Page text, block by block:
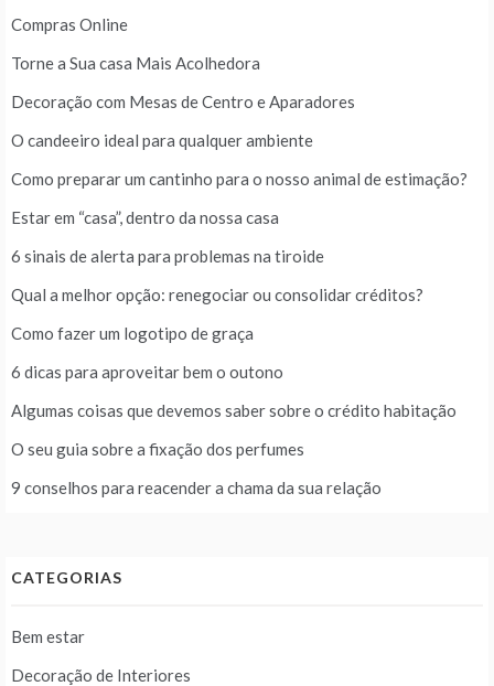
Compras Online
Torne a Sua casa Mais Acolhedora
Decoração com Mesas de Centro e Aparadores
O candeeiro ideal para qualquer ambiente
Como preparar um cantinho para o nosso animal de estimação?
Estar em “casa”, dentro da nossa casa
6 sinais de alerta para problemas na tiroide
Qual a melhor opção: renegociar ou consolidar créditos?
Como fazer um logotipo de graça
6 dicas para aproveitar bem o outono
Algumas coisas que devemos saber sobre o crédito habitação
O seu guia sobre a fixação dos perfumes
9 conselhos para reacender a chama da sua relação
CATEGORIAS
Bem estar
Decoração de Interiores